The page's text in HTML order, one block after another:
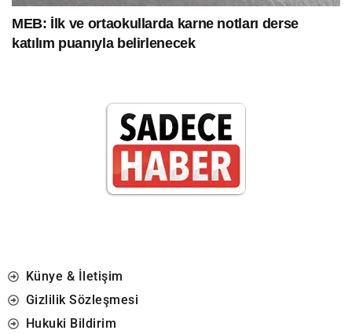
MEB: İlk ve ortaokullarda karne notları derse
katılım puanıyla belirlenecek
Künye & İletişim
Gizlilik Sözleşmesi
Hukuki Bildirim